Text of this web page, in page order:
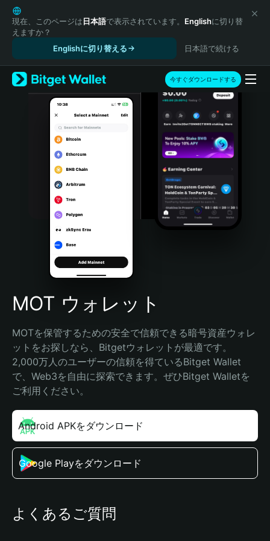
English
日本語
Tiếng Việt
Español (Latinoamérica)
Türkçe
Italiano
Português (Portugal)
Bahasa Indonesia
Português (Brasil)
Español (Argentina)
現在、このページは日本語で表示されています。 Englishに切り替
えますか？
Englishに切り替える
日本語で続ける
今すぐダウンロードする
MOT ウォレット
MOTを保管するための安全で信頼できる暗号資産ウォレ
ットをお探しなら、Bitgetウォレットが最適です。
2,000万人のユーザーの信頼を得ているBitget Wallet
で、Web3を自由に探索できます。ぜひBitget Walletを
ご利用ください。
Android APKをダウンロード
Google Playをダウンロード
よくあるご質問